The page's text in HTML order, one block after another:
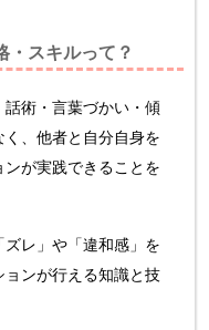
・スキルって？
術・言葉づかい・傾
、他者と自分自身を
が実践できることを
レ」や「違和感」を
ンが行える知識と技